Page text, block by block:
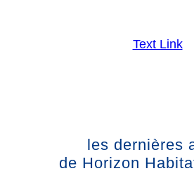
Text Link
les dernières
de Horizon